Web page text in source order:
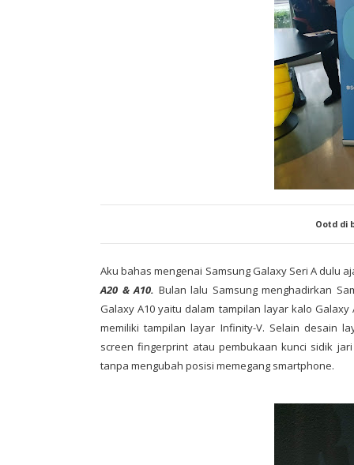
Ootd di
Aku bahas mengenai Samsung Galaxy Seri A dulu
A20 & A10. Bulan lalu Samsung menghadirkan
Galaxy A10 yaitu dalam tampilan layar kalo
memiliki tampilan layar Infinity-V. Selain desain
screen fingerprint atau pembukaan kunci sidik
tanpa mengubah posisi memegang smartphone.